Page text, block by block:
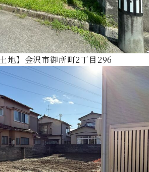
地】金沢市御所町2丁目296